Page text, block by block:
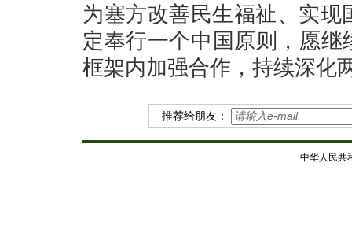
为塞方改善民生福祉、实
定奉行一个中国原则，愿
框架内加强合作，持续深化
推荐给朋友：
中华人民共